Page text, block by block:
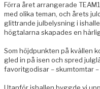
Förra året arrangerade
med olika teman, och årets
glittrande julbelysning i
högtalarna skapades en
Som höjdpunkten på kvällen
gled in på isen och spred
favoritgodisar – skumtomtar –